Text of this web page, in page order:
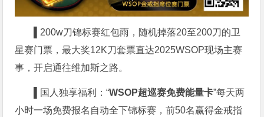
200w刀锦标赛红包雨，随机掉落20至200刀的卫
星赛门票，最大奖12K刀套票直达2025WSOP现场主赛
事，开启通往维加斯之路。
国人独享福利：“WSOP超巡赛免费能量卡”每天两
小时一场免费报名自动全下锦标赛，前50名赢得金戒指